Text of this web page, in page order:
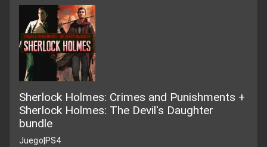
Sherlock Holmes: Crimes and Punishments +
Sherlock Holmes: The Devil's Daughter
bundle
Juego|PS4